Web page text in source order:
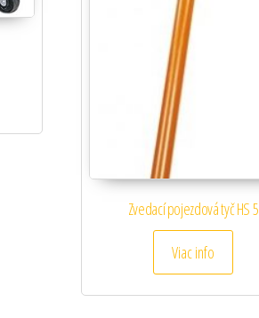
Zvedací pojezdová tyč HS 5
Viac info